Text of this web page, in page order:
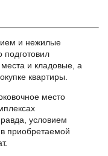
и нежилые
подготовил
и кладовые, а
квартиры.
место
условием
приобретаемой